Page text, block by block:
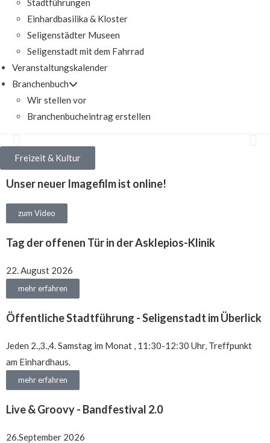
Stadtführungen
Einhardbasilika & Kloster
Seligenstädter Museen
Seligenstadt mit dem Fahrrad
Veranstaltungskalender
Branchenbuch
Wir stellen vor
Branchenbucheintrag erstellen
Seligenstadt in Bildern
Freizeit & Kultur
Unser neuer Imagefilm ist online!
zum Video
Tag der offenen Tür in der Asklepios-Klinik
22. August 2026
mehr erfahren
Öffentliche Stadtführung - Seligenstadt im Überlick
Jeden 2.,3.,4. Samstag im Monat , 11:30-12:30 Uhr, Treffpunkt
am Einhardhaus.
mehr erfahren
Live & Groovy - Bandfestival 2.0
26.September 2026